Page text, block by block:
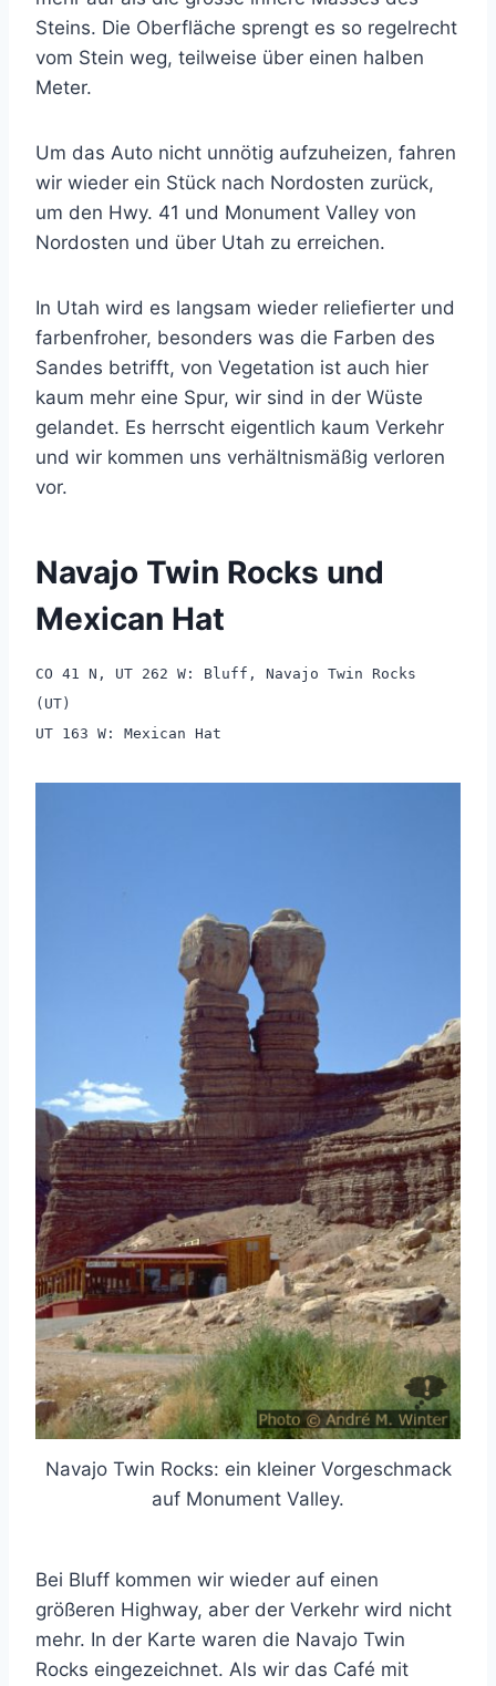
Steins. Die Oberfläche sprengt es so regelrecht
vom Stein weg, teilweise über einen halben
Meter.
Um das Auto nicht unnötig aufzuheizen, fahren
wir wieder ein Stück nach Nordosten zurück,
um den Hwy. 41 und Monument Valley von
Nordosten und über Utah zu erreichen.
In Utah wird es langsam wieder reliefierter und
farbenfroher, besonders was die Farben des
Sandes betrifft, von Vegetation ist auch hier
kaum mehr eine Spur, wir sind in der Wüste
gelandet. Es herrscht eigentlich kaum Verkehr
und wir kommen uns verhältnismäßig verloren
vor.
Navajo Twin Rocks und
Mexican Hat
CO 41 N, UT 262 W: Bluff, Navajo Twin Rocks
(UT)
UT 163 W: Mexican Hat
Navajo Twin Rocks: ein kleiner Vorgeschmack
auf Monument Valley.
Bei Bluff kommen wir wieder auf einen
größeren Highway, aber der Verkehr wird nicht
mehr. In der Karte waren die Navajo Twin
Rocks eingezeichnet. Als wir das Café mit